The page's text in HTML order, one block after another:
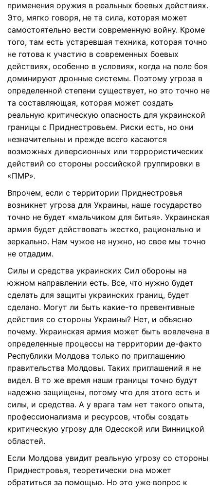
применения оружия в реальных боевых действиях.
Это, мягко говоря, не та сила, которая может
самостоятельно вести современную войну. Кроме
того, там есть устаревшая техника, которая точно
не готова к участию в современных боевых
действиях, особенно в условиях, когда на поле боя
доминируют дронные системы. Поэтому угроза в
определенной степени существует, но это точно не
та составляющая, которая может создать
реальную критическую опасность для украинской
границы с Приднестровьем. Риски есть, но они
незначительны и прежде всего касаются
возможных диверсионных или террористических
действий со стороны российской группировки в
«ПМР».
Впрочем, если с территории Приднестровья
возникнет угроза для Украины, наше государство
точно не будет «мальчиком для битья». Украинская
армия будет действовать жестко, рационально и
зеркально. Нам чужое не нужно, но свое мы точно
не отдадим.
Силы и средства украинских Сил обороны на
южном направлении есть. Все, что нужно будет
сделать для защиты украинских границ, будет
сделано. Могут ли быть какие-то превентивные
действия со стороны Украины? Нет, и объясню
почему. Украинская армия может быть вовлечена в
определенные процессы на территории де-факто
Республики Молдова только по приглашению
правительства Молдовы. Таких приглашений я не
видел. В то же время наши границы точно будут
надежно защищены, потому что для этого есть и
силы, и средства. А у врага там нет такого опыта,
профессионализма и ресурсов, чтобы создать
критическую угрозу для Одесской или Винницкой
областей.
Если Молдова увидит реальную угрозу со стороны
Приднестровья, теоретически она может
обратиться за помощью. Но это уже вопрос к